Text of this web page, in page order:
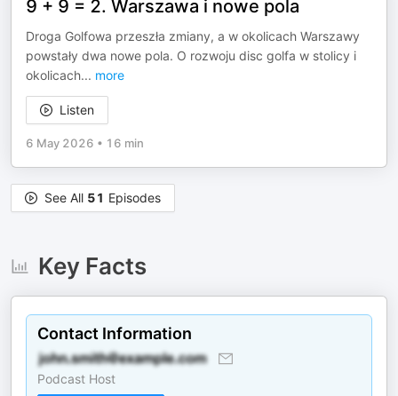
9 + 9 = 2. Warszawa i nowe pola
Droga Golfowa przeszła zmiany, a w okolicach Warszawy
powstały dwa nowe pola. O rozwoju disc golfa w stolicy i
okolicach... more
Listen
6 May 2026 • 16 min
See All 51 Episodes
Key Facts
Contact Information
Podcast Host